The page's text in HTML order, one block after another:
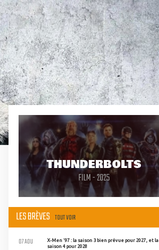
THUNDERBOLTS
FILM - 2025
LES BRÈVES TOUT VOIR
X-Men '97 : la saison 3 bien prévue pour 2027, et la
saison 4 pour 2028
07 AOU